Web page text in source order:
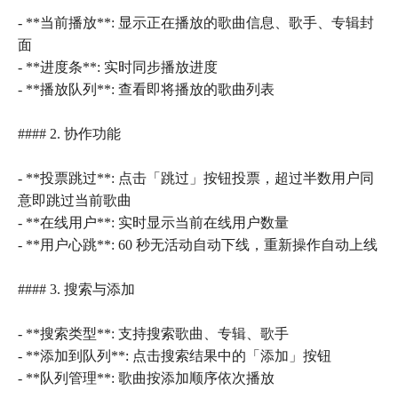
- **当前播放**: 显示正在播放的歌曲信息、歌手、专辑封
面
- **进度条**: 实时同步播放进度
- **播放队列**: 查看即将播放的歌曲列表
#### 2. 协作功能
- **投票跳过**: 点击「跳过」按钮投票，超过半数用户同
意即跳过当前歌曲
- **在线用户**: 实时显示当前在线用户数量
- **用户心跳**: 60 秒无活动自动下线，重新操作自动上线
#### 3. 搜索与添加
- **搜索类型**: 支持搜索歌曲、专辑、歌手
- **添加到队列**: 点击搜索结果中的「添加」按钮
- **队列管理**: 歌曲按添加顺序依次播放